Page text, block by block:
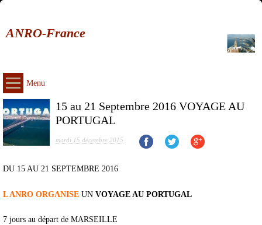
ANRO-France
Menu
15 au 21 Septembre 2016 VOYAGE AU
PORTUGAL
mardi 15 décembre 2015
DU 15 AU 21 SEPTEMBRE 2016
L ANRO ORGANISE UN VOYAGE AU PORTUGAL
7 jours au départ de MARSEILLE